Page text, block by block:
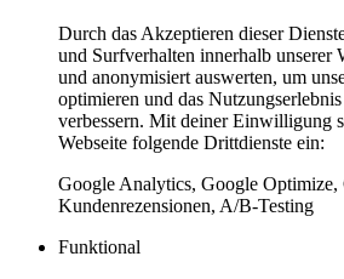
Durch das Akzeptieren dieser
und Surfverhalten innerhalb unserer
und anonymisiert auswerten, um
optimieren und das
verbessern. Mit deiner Einwilligung
Webseite folgende Drittdienste ein:
Google Analytics, Google
Kundenrezensionen, A/B-Testing
Funktional